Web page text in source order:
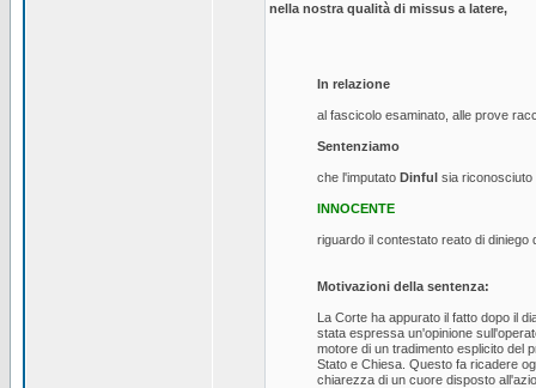
nella nostra qualità di missus a latere,
In relazione
al fascicolo esaminato, alle prove
Sentenziamo
che l'imputato Dinful sia riconosciuto
INNOCENTE
riguardo il contestato reato di diniego
Motivazioni della sentenza:
La Corte ha appurato il fatto dopo il
stata espressa un'opinione
motore di un tradimento esplicito del
Stato e Chiesa. Questo fa ricadere
chiarezza di un cuore disposto